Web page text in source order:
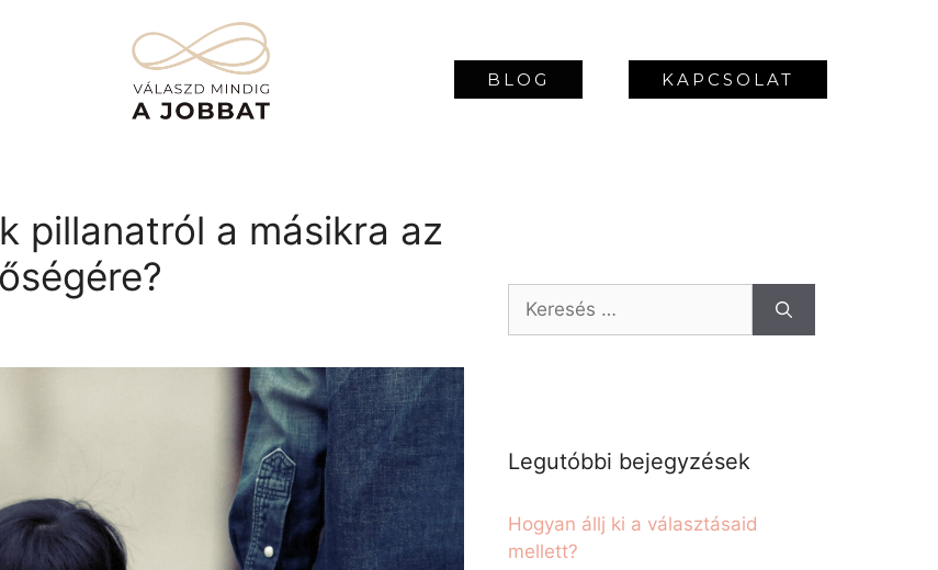
BLOG KAPCSOLAT
pillanatról a másikra az
Legutóbbi bejegyzések
Hogyan állj ki a választásaid
mellett?